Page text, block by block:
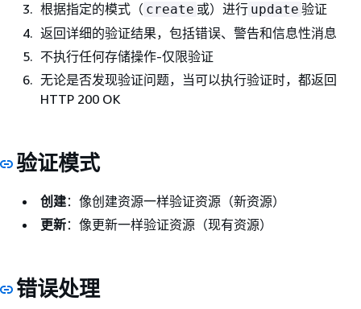
根据指定的模式（ create 或）进行 update 验证
返回详细的验证结果，包括错误、警告和信息性消息
不执行任何存储操作-仅限验证
无论是否发现验证问题，当可以执行验证时，都返回
HTTP 200 OK
验证模式
创建：像创建资源一样验证资源（新资源）
更新：像更新一样验证资源（现有资源）
错误处理